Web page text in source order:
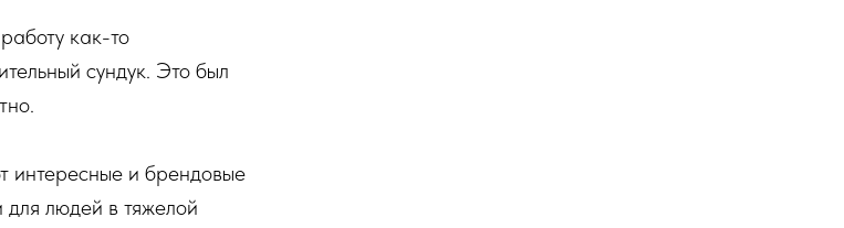
как-то
сундук. Это был
интересные и брендовые
людей в тяжелой